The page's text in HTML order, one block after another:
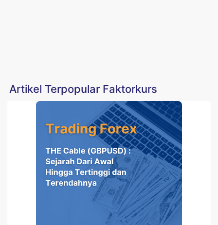
Artikel Terpopular Faktorkurs